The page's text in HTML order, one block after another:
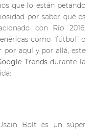
que lo están petando
por saber qué es
con Río 2016,
como “fútbol” o
por aquí y por allá, este
Trendsdurante la
Bolt es un súper